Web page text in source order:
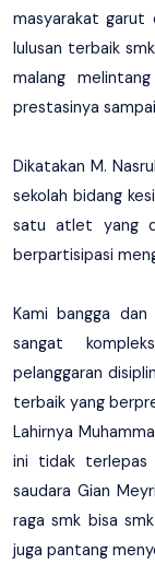
masyarakat garut
lulusan terbaik
malang
prestasinya
Dikatakan M.
sekolah bidang
satu atlet yang
berpartisipasi
Kami bangga
sangat
pelanggaran
terbaik yang
Lahirnya
ini tidak terlepas
saudara Gian
raga smk bisa
juga pantang